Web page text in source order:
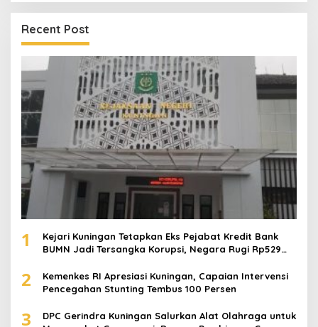
Recent Post
1
Kejari Kuningan Tetapkan Eks Pejabat Kredit Bank
BUMN Jadi Tersangka Korupsi, Negara Rugi Rp529
2
Kemenkes RI Apresiasi Kuningan, Capaian Intervensi
Pencegahan Stunting Tembus 100 Persen
3
DPC Gerindra Kuningan Salurkan Alat Olahraga untuk